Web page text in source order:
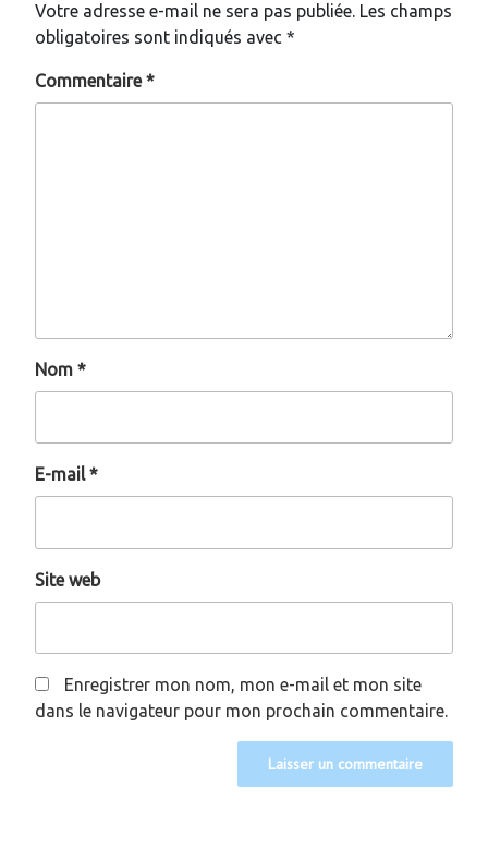
Votre adresse e-mail ne sera pas publiée. Les champs
obligatoires sont indiqués avec *
Commentaire*
Nom *
E-mail*
Site web
Enregistrer mon nom, mon e-mail et mon site
dans le navigateur pour mon prochain commentaire.